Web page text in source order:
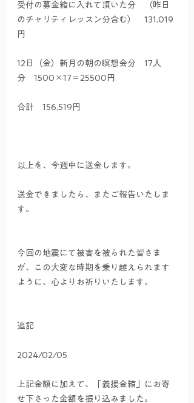
受付の募金箱に入れて頂いた分　（昨日
のチャリティレッスン分含む）　131,019
円
12日（金）新月の朝の瞑想会分　17人
分　1500×17＝25500円
合計　156,519円
以上を、今週中に送金します。
送金できましたら、またご報告いたしま
す。
今回の地震にて被害を被られた皆さま
が、この大変な時期を乗り越えられます
ように、心よりお祈りいたします。
追記
2024/02/05
上記金額に加えて、「義援金箱」にお寄
せ下さった金額を振り込みました。